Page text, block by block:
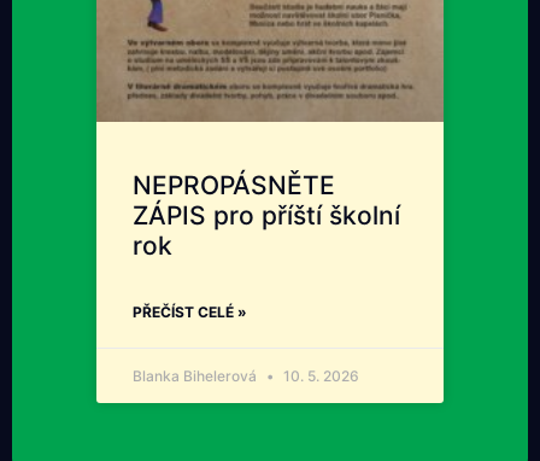
NEPROPÁSNĚTE
ZÁPIS pro příští školní
rok
PŘEČÍST CELÉ »
Blanka Bihelerová 10. 5. 2026